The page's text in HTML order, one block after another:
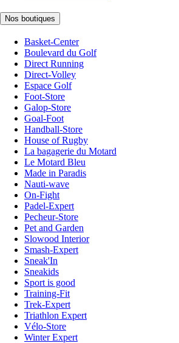
Nos boutiques
Basket-Center
Boulevard du Golf
Direct Running
Direct-Volley
Espace Golf
Foot-Store
Galop-Store
Goal-Foot
Handball-Store
House of Rugby
La bagagerie du Motard
Le Motard Bleu
Made in Paradis
Nauti-wave
On-Fight
Padel-Expert
Pecheur-Store
Pet and Garden
Slowood Interior
Smash-Expert
Sneak'In
Sneakids
Sport is good
Training-Fit
Trek-Expert
Triathlon Expert
Vélo-Store
Winter Expert